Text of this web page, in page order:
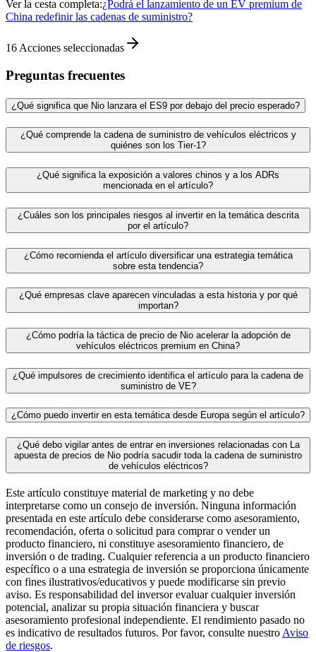
Ver la cesta completa:¿Podrá el lanzamiento de un EV premium de
China redefinir las cadenas de suministro?
16 Acciones seleccionadas
Preguntas frecuentes
¿Qué significa que Nio lanzara el ES9 por debajo del precio esperado?
¿Qué comprende la cadena de suministro de vehículos eléctricos y
quiénes son los Tier‑1?
¿Qué significa la exposición a valores chinos y a los ADRs
mencionada en el artículo?
¿Cuáles son los principales riesgos al invertir en la temática descrita
por el artículo?
¿Cómo recomienda el artículo diversificar una estrategia temática
sobre esta tendencia?
¿Qué empresas clave aparecen vinculadas a esta historia y por qué
importan?
¿Cómo podría la táctica de precio de Nio acelerar la adopción de
vehículos eléctricos premium en China?
¿Qué impulsores de crecimiento identifica el artículo para la cadena de
suministro de VE?
¿Cómo puedo invertir en esta temática desde Europa según el artículo?
¿Qué debo vigilar antes de entrar en inversiones relacionadas con La
apuesta de precios de Nio podría sacudir toda la cadena de suministro
de vehículos eléctricos?
Este artículo constituye material de marketing y no debe
interpretarse como un consejo de inversión. Ninguna información
presentada en este artículo debe considerarse como asesoramiento,
recomendación, oferta o solicitud para comprar o vender un
producto financiero, ni constituye asesoramiento financiero, de
inversión o de trading. Cualquier referencia a un producto financiero
específico o a una estrategia de inversión se proporciona únicamente
con fines ilustrativos/educativos y puede modificarse sin previo
aviso. Es responsabilidad del inversor evaluar cualquier inversión
potencial, analizar su propia situación financiera y buscar
asesoramiento profesional independiente. El rendimiento pasado no
es indicativo de resultados futuros. Por favor, consulte nuestro Aviso
de riesgos.